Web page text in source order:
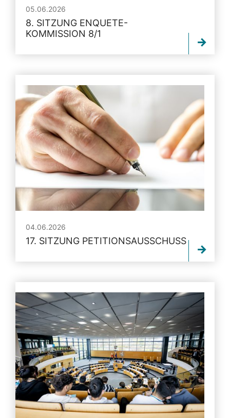
05.06.2026
8. SITZUNG ENQUETE-
KOMMISSION 8/1
04.06.2026
17. SITZUNG PETITIONSAUSSCHUSS